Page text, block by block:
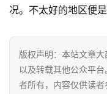
首
挖
赚
况。不太好的地区便是
版权声明：本站文章
以及转载其他公众平
者所有，内容仅供读